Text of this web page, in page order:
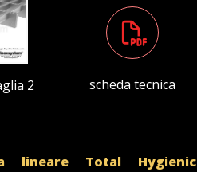
2 scheda tecnica
lineare Total Hygienic